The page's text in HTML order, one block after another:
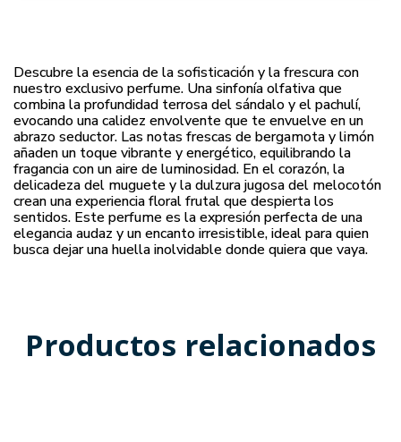
Descubre la esencia de la sofisticación y la frescura con
nuestro exclusivo perfume. Una sinfonía olfativa que
combina la profundidad terrosa del sándalo y el pachulí,
evocando una calidez envolvente que te envuelve en un
abrazo seductor. Las notas frescas de bergamota y limón
añaden un toque vibrante y energético, equilibrando la
fragancia con un aire de luminosidad. En el corazón, la
delicadeza del muguete y la dulzura jugosa del melocotón
crean una experiencia floral frutal que despierta los
sentidos. Este perfume es la expresión perfecta de una
elegancia audaz y un encanto irresistible, ideal para quien
busca dejar una huella inolvidable donde quiera que vaya.
Productos relacionados